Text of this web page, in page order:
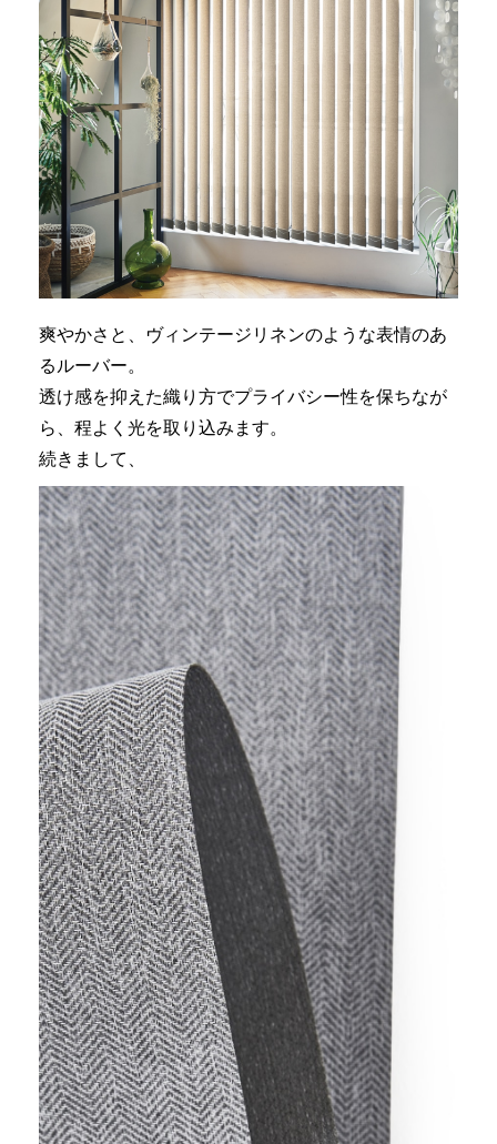
爽やかさと、ヴィンテージリネンのような表情のあ
るルーバー。
透け感を抑えた織り方でプライバシー性を保ちなが
ら、程よく光を取り込みます。
続きまして、